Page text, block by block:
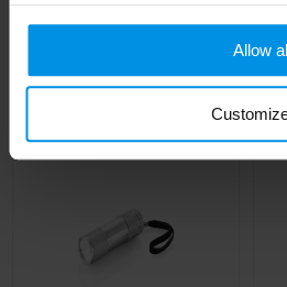
Allow
Gerelateerde